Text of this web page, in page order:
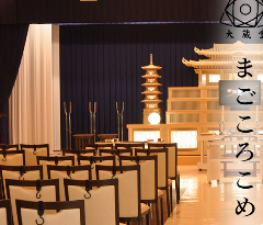
指宿市の葬儀費用・料金プラン
指宿市の直葬・火葬式プラン
指宿市の一日葬プラン
指宿市の家族葬プラン